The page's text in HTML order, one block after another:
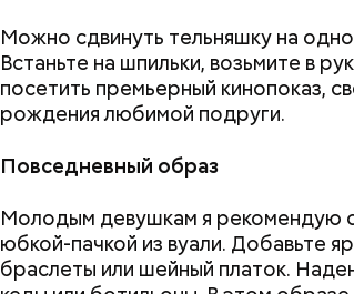
Можно сдвинуть тельняшку на
Встаньте на шпильки, возьмите в
посетить премьерный кинопоказ,
рождения любимой подруги.
Повседневный образ
Молодым девушкам я рекомендую
юбкой-пачкой из вуали. Добавьте
браслеты или шейный платок.
Как гласит предание, совершая
Чудотворец по просьбе
разбушевавшееся море.
Как поменять батареи